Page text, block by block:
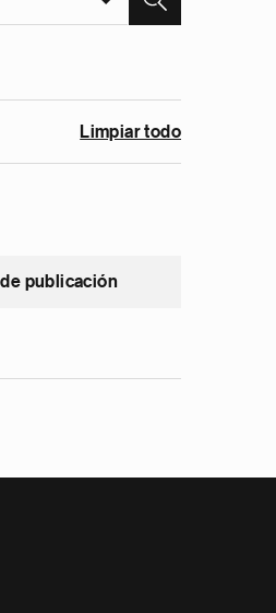
Limpiar todo
de publicación